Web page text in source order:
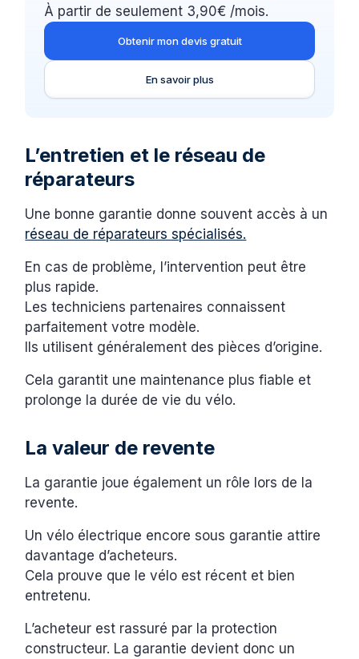
À partir de seulement 3,90€ /mois.
Obtenir mon devis gratuit
En savoir plus
L’entretien et le réseau de
réparateurs
Une bonne garantie donne souvent accès à un
réseau de réparateurs spécialisés.
En cas de problème, l’intervention peut être
plus rapide.
Les techniciens partenaires connaissent
parfaitement votre modèle.
Ils utilisent généralement des pièces d’origine.
Cela garantit une maintenance plus fiable et
prolonge la durée de vie du vélo.
La valeur de revente
La garantie joue également un rôle lors de la
revente.
Un vélo électrique encore sous garantie attire
davantage d’acheteurs.
Cela prouve que le vélo est récent et bien
entretenu.
L’acheteur est rassuré par la protection
constructeur. La garantie devient donc un